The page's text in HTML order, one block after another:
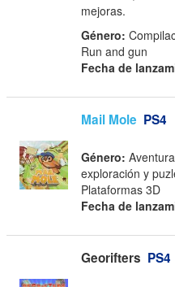
mejoras.
Género:
Run and gun
Fecha de
Mail Mole PS4
Género:
exploración y
Plataformas 3D
Fecha de
Georifters PS4